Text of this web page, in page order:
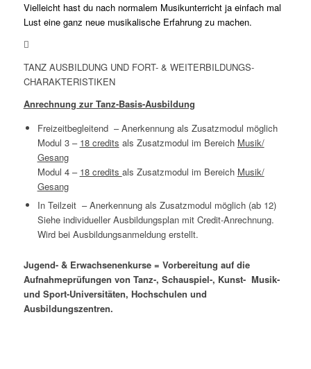
Vielleicht hast du nach normalem Musikunterricht ja einfach mal
Lust eine ganz neue musikalische Erfahrung zu machen.
TANZ AUSBILDUNG UND FORT- & WEITERBILDUNGS-
CHARAKTERISTIKEN
Anrechnung zur Tanz-Basis-Ausbildung
Freizeitbegleitend – Anerkennung als Zusatzmodul möglich
Modul 3 – 18 credits als Zusatzmodul im Bereich Musik/
Gesang
Modul 4 – 18 credits als Zusatzmodul im Bereich Musik/
Gesang
In Teilzeit – Anerkennung als Zusatzmodul möglich (ab 12)
Siehe individueller Ausbildungsplan mit Credit-Anrechnung.
Wird bei Ausbildungsanmeldung erstellt.
Jugend- & Erwachsenenkurse = Vorbereitung auf die
Aufnahmeprüfungen von Tanz-, Schauspiel-, Kunst- Musik-
und Sport-Universitäten, Hochschulen und
Ausbildungszentren.